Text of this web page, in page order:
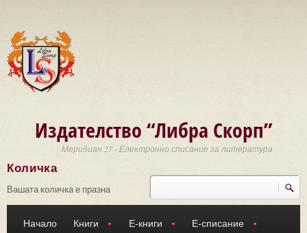
Издателство “Либра Скорп”
Меридиан 27 - Електронно списание за литература
Търси
Количка
Вашата количка е празна
Начало Книги Е-книги Е-списание